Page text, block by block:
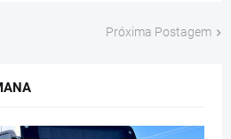
Próxima Postagem